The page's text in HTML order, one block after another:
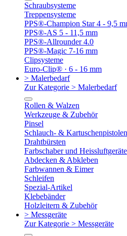
Schraubsysteme
Treppensysteme
PPS®-Champion Star 4 - 9,5
PPS®-AS 5 - 11,5 mm
PPS®-Allrounder 4.0
PPS®-Magic 7-16 mm
Clipsysteme
Euro-Clip® · 6 - 16 mm
> Malerbedarf
Zur Kategorie > Malerbedarf
Rollen & Walzen
Werkzeuge & Zubehör
Pinsel
Schlauch- & Kartuschenpistolen
Drahtbürsten
Farbschaber und Heissluftgeräte
Abdecken & Abkleben
Farbwannen & Eimer
Schleifen
Spezial-Artikel
Klebebänder
Holzleitern & Zubehör
> Messgeräte
Zur Kategorie > Messgeräte